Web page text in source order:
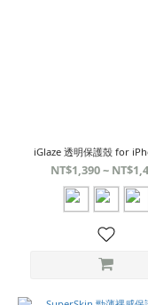
iGlaze 透明保護殼 for
NT$1,390 ~